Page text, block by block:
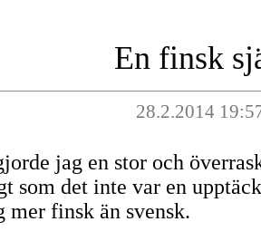
En finsk
28.2.2014
jag en stor och
som det inte var en
mer finsk än svensk.